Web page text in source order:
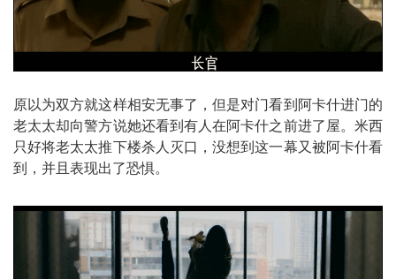
原以为双方就这样相安无事了，但是对门看到阿卡什进门的
老太太却向警方说她还看到有人在阿卡什之前进了屋。 米西
只好将老太太推下楼杀人灭口，没想到这一幕又被阿卡什看
到，并且表现出了恐惧。